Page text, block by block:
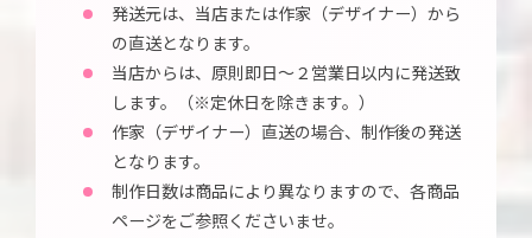
発送元は、当店または作家（デザイナー）から
の直送となります。
当店からは、原則即日～２営業日以内に発送致
します。（※定休日を除きます。）
作家（デザイナー）直送の場合、制作後の発送
となります。
制作日数は商品により異なりますので、各商品
ページをご参照くださいませ。